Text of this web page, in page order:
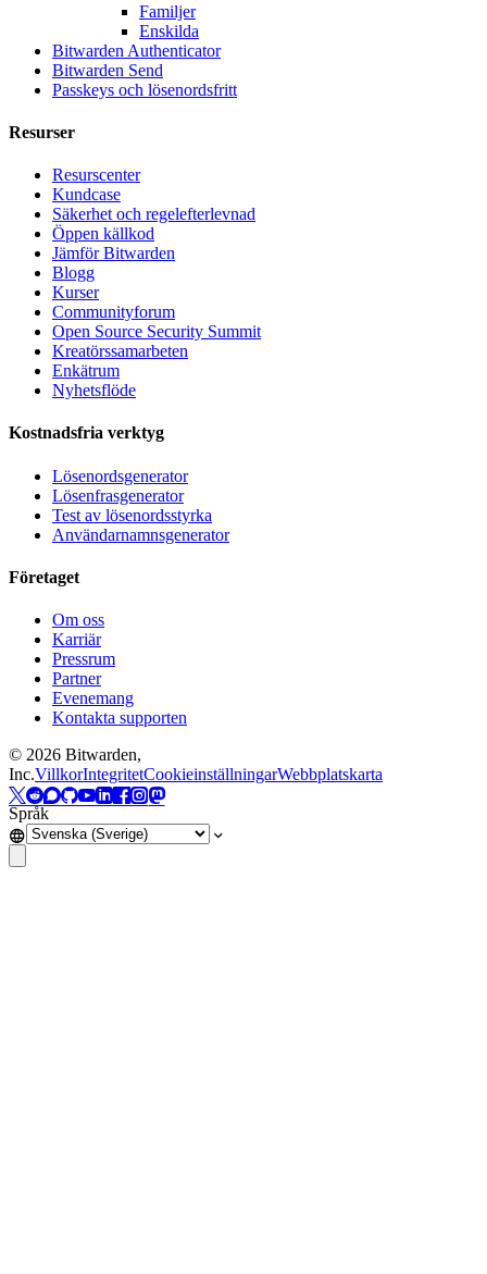
Familjer
Enskilda
Bitwarden Authenticator
Bitwarden Send
Passkeys och lösenordsfritt
Resurser
Resurscenter
Kundcase
Säkerhet och regelefterlevnad
Öppen källkod
Jämför Bitwarden
Blogg
Kurser
Communityforum
Open Source Security Summit
Kreatörssamarbeten
Enkätrum
Nyhetsflöde
Kostnadsfria verktyg
Lösenordsgenerator
Lösenfrasgenerator
Test av lösenordsstyrka
Användarnamnsgenerator
Företaget
Om oss
Karriär
Pressrum
Partner
Evenemang
Kontakta supporten
© 2026 Bitwarden,
Inc.VillkorIntegritetCookieinställningarWebbplatskarta
Språk